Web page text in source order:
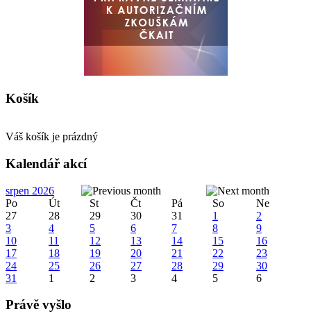
Košík
Váš košík je prázdný
Kalendář akcí
srpen 2026
Po
Út St Čt Pá So
Ne
27
28 29 30 31 1
2
3
4 5 6 7 8
9
10
11 12 13 14 15
16
17
18 19 20 21 22
23
24
25 26 27 28 29
30
31
1 2 3 4 5 6
Právě vyšlo